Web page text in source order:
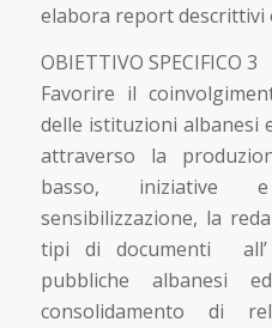
elabora report descrittivi
OBIETTIVO SPECIFICO 3
Favorire il
delle istituzioni albanesi
attraverso la
basso, iniziative
sensibilizzazione, la
tipi di documenti
pubbliche albanesi
consolidamento di